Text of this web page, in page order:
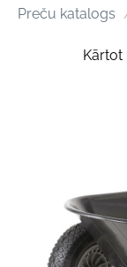
Preču katalogs
Kārtot